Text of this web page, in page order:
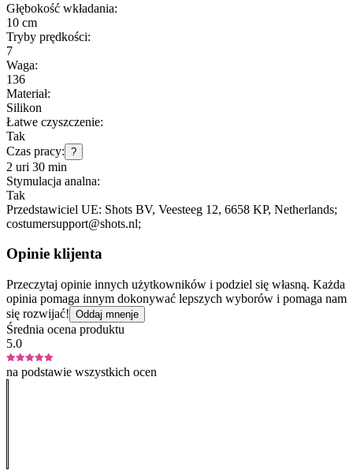
Głębokość wkładania:
10 cm
Tryby prędkości:
7
Waga:
136
Materiał:
Silikon
Łatwe czyszczenie:
Tak
Czas pracy: ?
2 uri 30 min
Stymulacja analna:
Tak
Przedstawiciel UE: Shots BV, Veesteeg 12, 6658 KP, Netherlands;
costumersupport@shots.nl;
Opinie klijenta
Przeczytaj opinie innych użytkowników i podziel się własną. Każda
opinia pomaga innym dokonywać lepszych wyborów i pomaga nam
się rozwijać! Oddaj mnenje
Średnia ocena produktu
5.0
na podstawie wszystkich ocen